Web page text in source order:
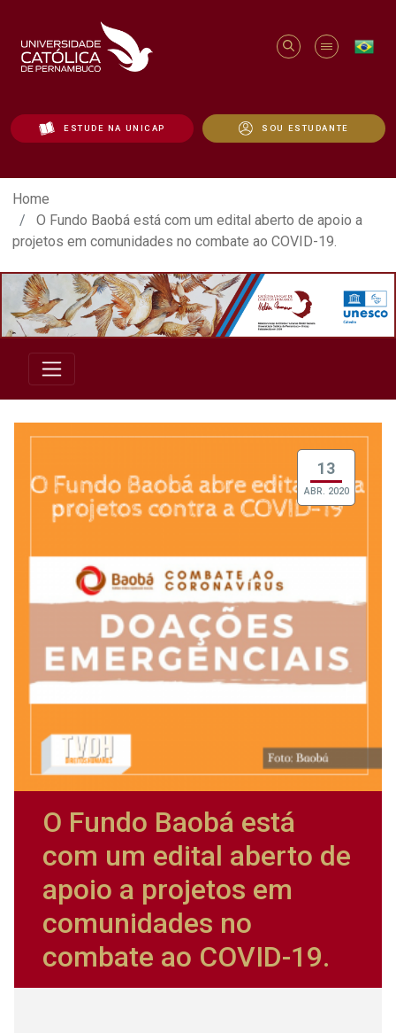
ESTUDE NA UNICAP SOU ESTUDANTE
O Fundo Baobá está com um edital
Home
O Fundo Baobá está com um edital aberto de apoio a
projetos em comunidades no combate ao COVID-19.
13
ABR. 2020
O Fundo Baobá está
com um edital aberto de
apoio a projetos em
comunidades no
combate ao COVID-19.